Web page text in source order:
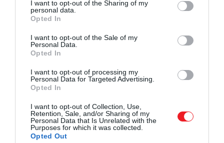
not limited to your visit or usage behaviour. You may click to
grant or deny consent to Google and its third-party tags to
use your data for below specified purposes in below Google
consent section.
I want to opt-out of the Sharing of my
personal data.
Opted In
I want to opt-out of the Sale of my
Personal Data.
Opted In
I want to opt-out of processing my
Personal Data for Targeted Advertising.
Opted In
I want to opt-out of Collection, Use,
Retention, Sale, and/or Sharing of my
Personal Data that Is Unrelated with the
Purposes for which it was collected.
Opted Out
indult világhódító útjára, később pedig az
„öngyilkosok himnuszaként” emlegették.
Bár a korabeli újságok több halálesetet is
összekapcsoltak vele…